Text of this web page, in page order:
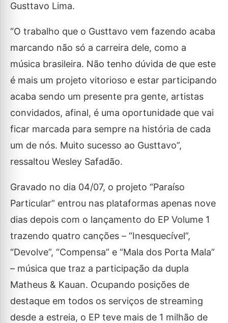
Gusttavo Lima.
“O trabalho que o Gusttavo vem fazendo acaba
marcando não só a carreira dele, como a
música brasileira. Não tenho dúvida de que este
é mais um projeto vitorioso e estar participando
acaba sendo um presente pra gente, artistas
convidados, afinal, é uma oportunidade que vai
ficar marcada para sempre na história de cada
um de nós. Muito sucesso ao Gusttavo”,
ressaltou Wesley Safadão.
Gravado no dia 04/07, o projeto “Paraíso
Particular” entrou nas plataformas apenas nove
dias depois com o lançamento do EP Volume 1
trazendo quatro canções – “Inesquecível”,
“Devolve”, “Compensa” e “Mala dos Porta Mala”
– música que traz a participação da dupla
Matheus & Kauan. Ocupando posições de
destaque em todos os serviços de streaming
desde a estreia, o EP teve mais de 1 milhão de